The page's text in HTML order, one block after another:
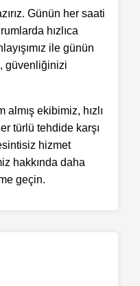
Günün her saati
hızlıca
ile günün
güvenliğinizi
ekibimiz, hızlı
türlü tehdide karşı
hizmet
hakkında daha
geçin.